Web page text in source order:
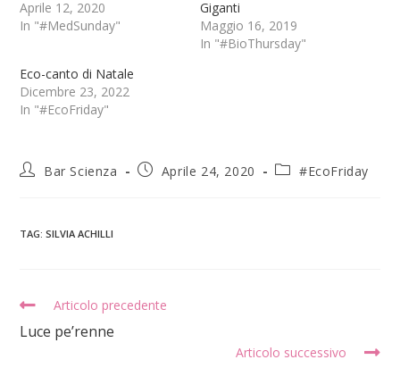
Aprile 12, 2020
In "#MedSunday"
Giganti
Maggio 16, 2019
In "#BioThursday"
Eco-canto di Natale
Dicembre 23, 2022
In "#EcoFriday"
Bar Scienza Aprile 24, 2020 #EcoFriday
TAG:SILVIA ACHILLI
Articolo precedente
Luce pe’renne
Articolo successivo